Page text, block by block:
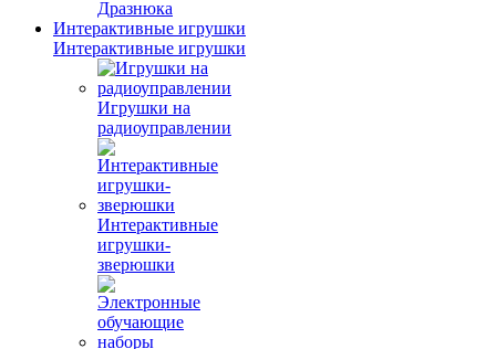
Дразнюка
Интерактивные игрушки
Интерактивные игрушки
Игрушки на
радиоуправлении
Интерактивные
игрушки-
зверюшки